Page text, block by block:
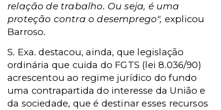
relação de trabalho. Ou seja, é uma
proteção contra o desemprego", explicou
Barroso.
S. Exa. destacou, ainda, que legislação
ordinária que cuida do FGTS (lei 8.036/90)
acrescentou ao regime jurídico do fundo
uma contrapartida do interesse da União e
da sociedade, que é destinar esses recursos